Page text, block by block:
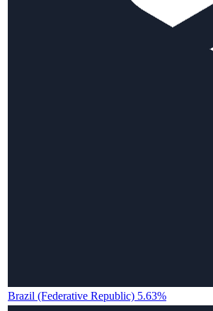
Brazil (Federative Republic) 5.63%